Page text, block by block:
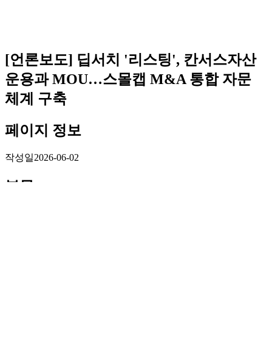
[언론보도] 딥서치 '리스팅', 칸서스자산
운용과 MOU…스몰캡 M&A 통합 자문
체계 구축
페이지 정보
작성일2026-06-02
본문